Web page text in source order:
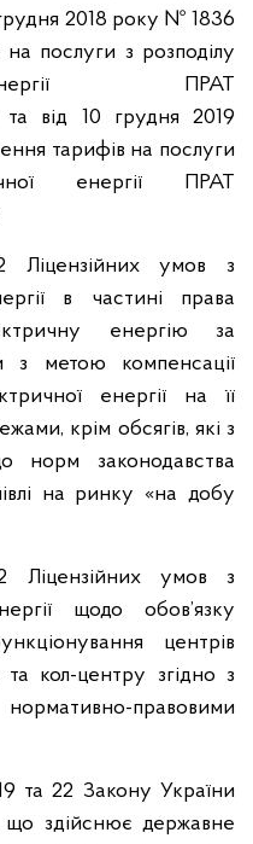
2018 року № 1836
послуги з розподілу
ПРАТ
від 10 грудня 2019
тарифів на послуги
енергії ПРАТ
Ліцензійних умов з
в частині права
енергію за
з метою компенсації
енергії на її
крім обсягів, які з
норм законодавства
на ринку «на добу
Ліцензійних умов з
щодо обов’язку
центрів
та кол-центру згідно з
правовими
та 22 Закону України
що здійснює державне